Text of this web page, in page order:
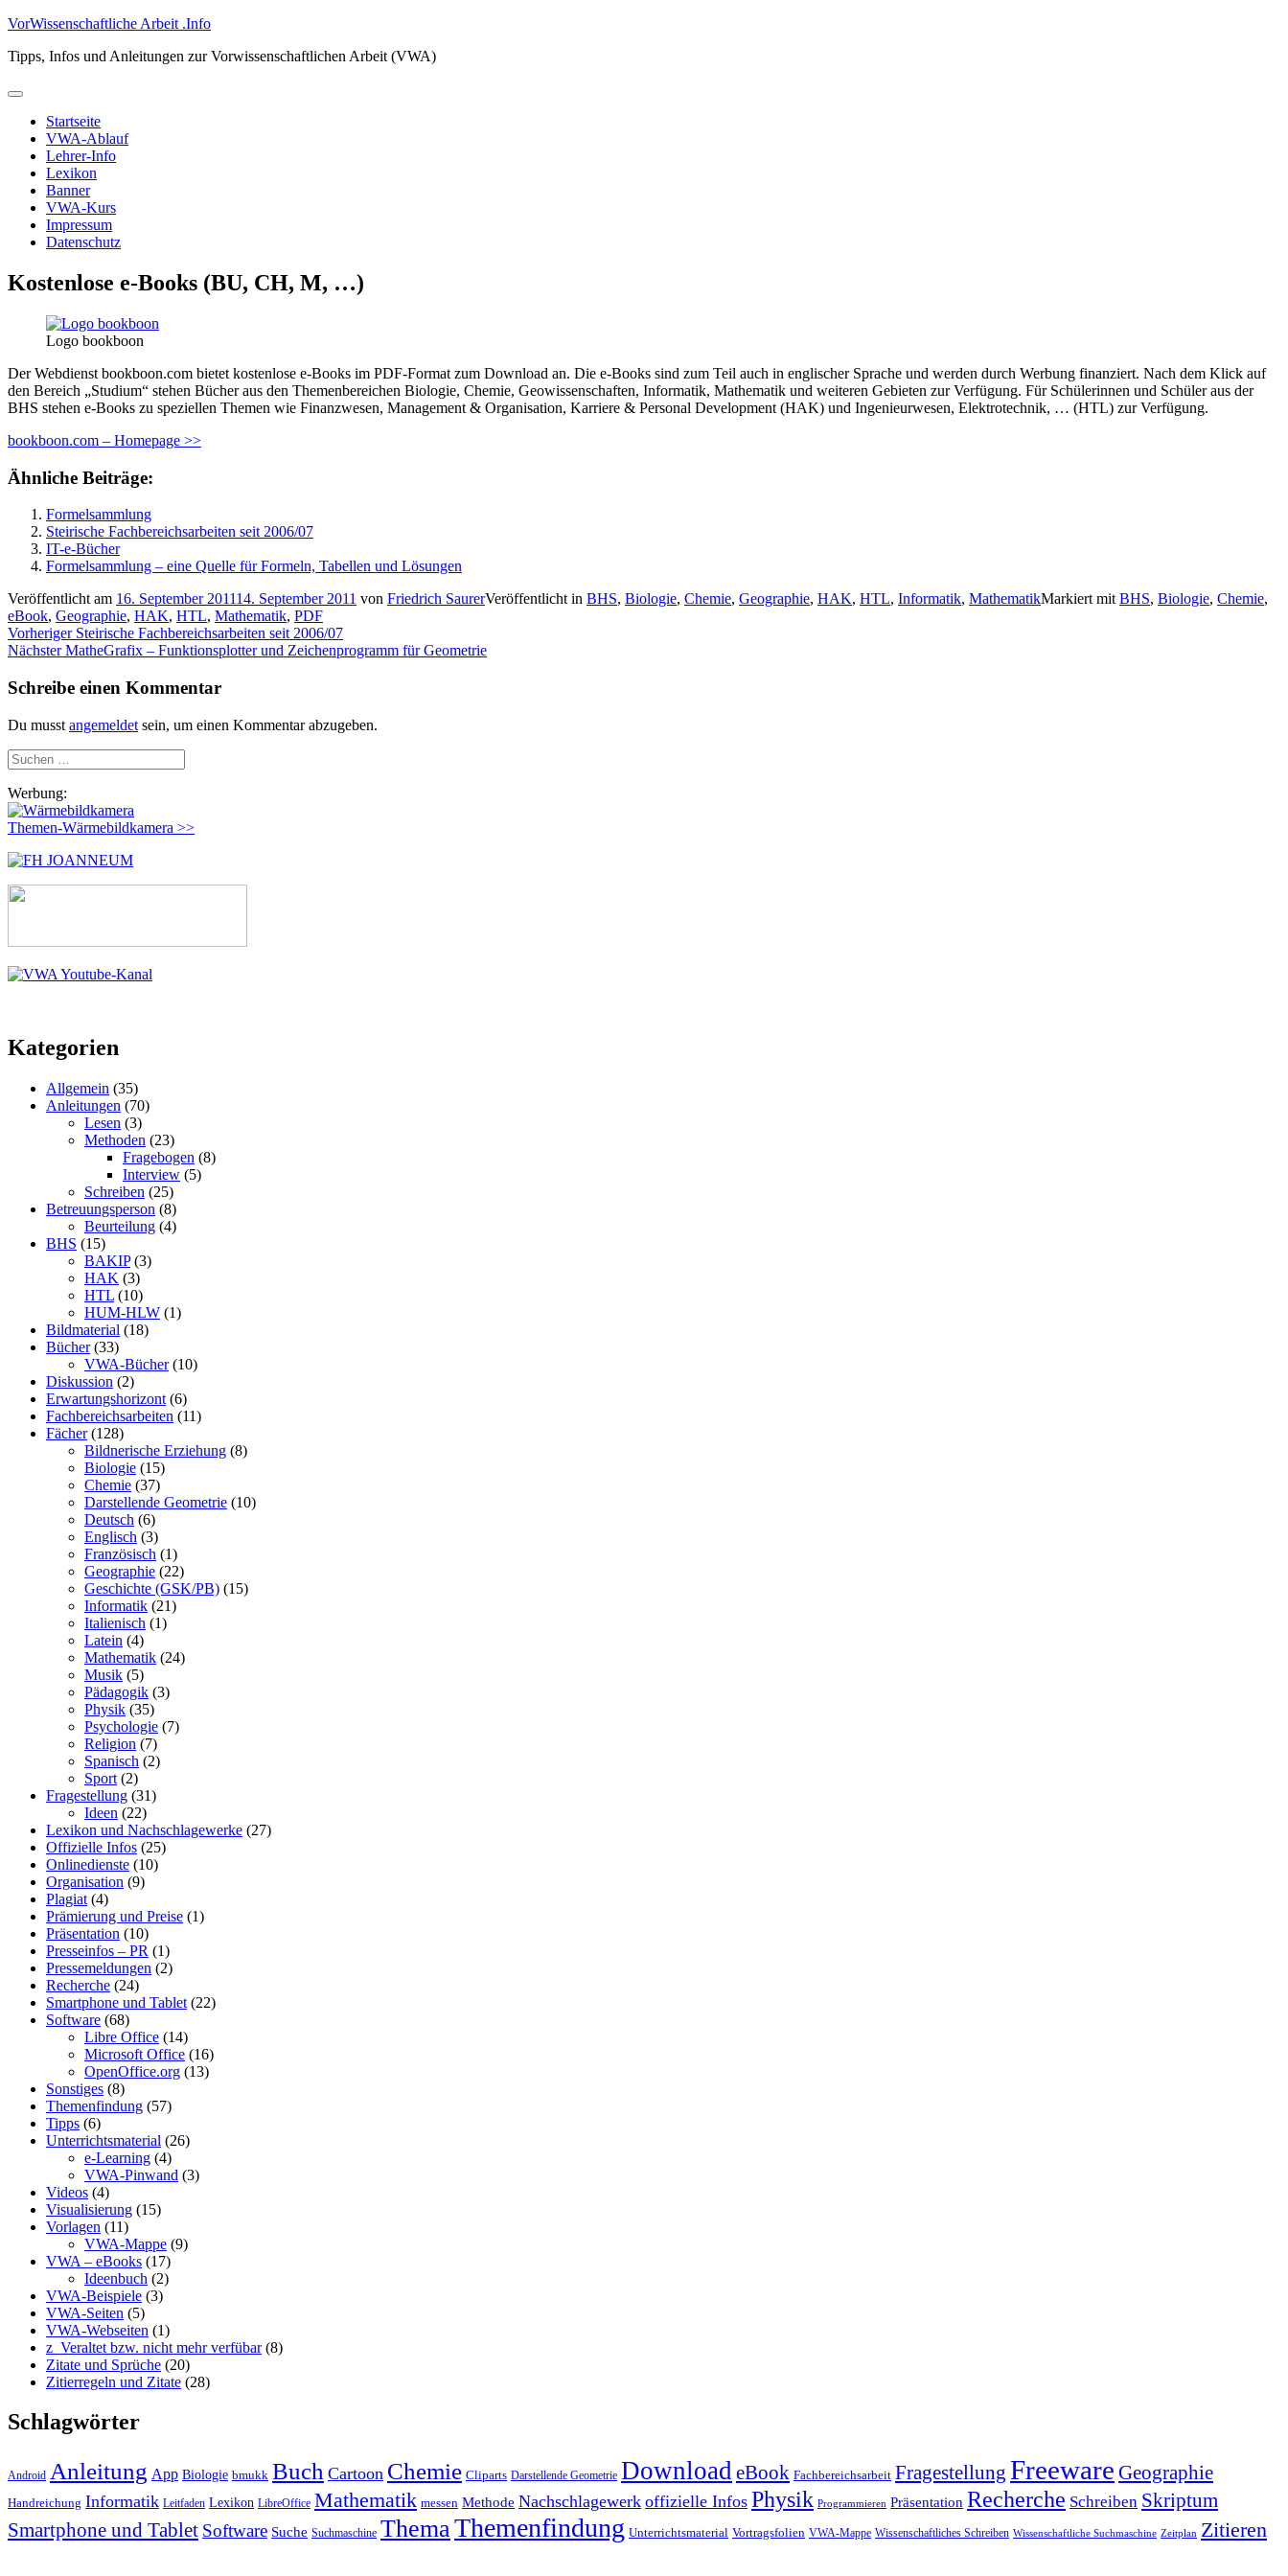
Zum
springen
VorWissenschaftliche Arbeit .Info
Tipps, Infos und Anleitungen zur Vorwissenschaftlichen Arbeit (VWA)
Primäres
Startseite
VWA-Ablauf
Lehrer-Info
Lexikon
Banner
VWA-Kurs
Impressum
Datenschutz
Kostenlose e-Books (BU, CH, M, …)
Logo bookboon
Der Webdienst bookboon.com bietet kostenlose e-Books im PDF-Format zum Download an. Die e-Books sind zum Teil auch in englischer Sprache und werden durch Werbung finanziert. Nach dem Klick auf
den Bereich „Studium“ stehen Bücher aus den Themenbereichen Biologie, Chemie, Geowissenschaften, Informatik, Mathematik und weiteren Gebieten zur Verfügung. Für Schülerinnen und Schüler aus der
BHS stehen e-Books zu speziellen Themen wie Finanzwesen, Management & Organisation, Karriere & Personal Development (HAK) und Ingenieurwesen, Elektrotechnik, … (HTL) zur Verfügung.
bookboon.com – Homepage >>
Ähnliche Beiträge:
Formelsammlung
Steirische Fachbereichsarbeiten seit 2006/07
IT-e-Bücher
Formelsammlung – eine Quelle für Formeln, Tabellen und Lösungen
Veröffentlicht am 16. September 201114. September 2011 von Friedrich SaurerVeröffentlicht in BHS, Biologie, Chemie, Geographie, HAK, HTL, Informatik, MathematikMarkiert mit BHS, Biologie, Chemie,
eBook, Geographie, HAK, HTL, Mathematik, PDF
Beitragsnavigation
Vorheriger Vorheriger
Beitrag:
Steirische Fachbereichsarbeiten seit 2006/07
Nächster Nächster
MatheGrafix – Funktionsplotter und Zeichenprogramm für Geometrie
Schreibe einen Kommentar
Du musst angemeldet sein, um einen Kommentar abzugeben.
Suchen
nach:
Werbung:
Themen-Wärmebildkamera >>
Kategorien
Allgemein (35)
Anleitungen (70)
Lesen (3)
Methoden (23)
Fragebogen (8)
Interview (5)
Schreiben (25)
Betreuungsperson (8)
Beurteilung (4)
BHS (15)
BAKIP(3)
HAK (3)
HTL (10)
HUM-HLW (1)
Bildmaterial (18)
Bücher(33)
VWA-Bücher(10)
Diskussion (2)
Erwartungshorizont (6)
Fachbereichsarbeiten (11)
Fächer(128)
Bildnerische Erziehung (8)
Biologie (15)
Chemie (37)
Darstellende Geometrie (10)
Deutsch (6)
Englisch (3)
Französisch (1)
Geographie (22)
Geschichte (GSK/PB) (15)
Informatik (21)
Italienisch (1)
Latein (4)
Mathematik (24)
Musik (5)
Pädagogik (3)
Physik (35)
Psychologie (7)
Religion (7)
Spanisch (2)
Sport (2)
Fragestellung (31)
Ideen (22)
Lexikon und Nachschlagewerke (27)
Offizielle Infos (25)
Onlinedienste (10)
Organisation (9)
Plagiat (4)
Prämierung und Preise (1)
Präsentation (10)
Presseinfos – PR (1)
Pressemeldungen (2)
Recherche (24)
Smartphone und Tablet (22)
Software (68)
Libre Office (14)
Microsoft Office (16)
OpenOffice.org (13)
Sonstiges (8)
Themenfindung (57)
Tipps (6)
Unterrichtsmaterial (26)
e-Learning (4)
VWA-Pinwand (3)
Videos (4)
Visualisierung (15)
Vorlagen (11)
VWA-Mappe (9)
VWA – eBooks (17)
Ideenbuch (2)
VWA-Beispiele (3)
VWA-Seiten (5)
VWA-Webseiten (1)
z_Veraltet bzw. nicht mehr verfübar(8)
Zitate und Sprüche (20)
Zitierregeln und Zitate (28)
Schlagwörter
Android Anleitung App Biologie bmukk Buch Cartoon Chemie Cliparts Darstellende Geometrie DownloadeBook Fachbereichsarbeit Fragestellung Freeware Geographie
Handreichung Informatik Leitfaden Lexikon LibreOffice Mathematik messen Methode Nachschlagewerk offizielle Infos Physik Programmieren Präsentation Recherche Schreiben Skriptum
Smartphone und Tablet Software Suche Suchmaschine ThemaThemenfindung Unterrichtsmaterial Vortragsfolien VWA-Mappe Wissenschaftliches Schreiben Wissenschaftliche Suchmaschine Zeitplan Zitieren